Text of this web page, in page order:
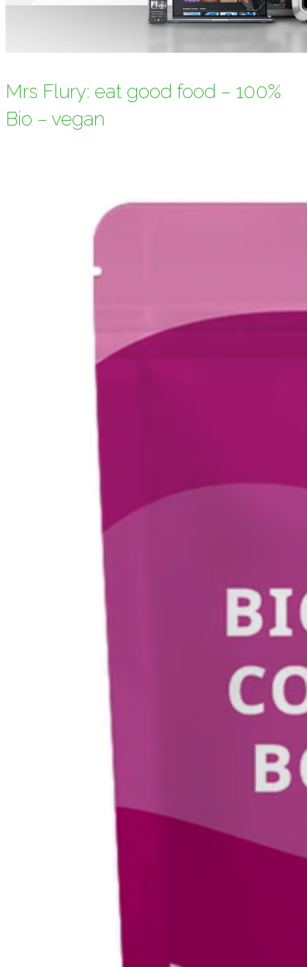
Mrs Flury: eat good food – 100%
Bio – vegan